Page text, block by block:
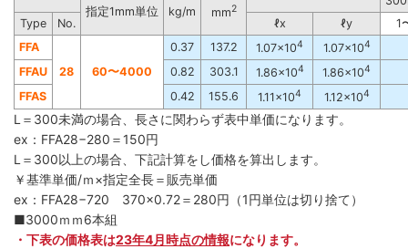
指定1mm単位
kg/m
mm2
Type
No. ℓx ℓy
1
FFA
28
60〜4000
0.37 137.2 1.07×104 1.07×104
FFAU 0.82 303.1 1.86×104 1.86×104
FFAS 0.42 155.6 1.11×104 1.12×104
L＝300未満の場合、長さに関わらず表中単価になります。
ex：FFA28−280＝150円
L＝300以上の場合、下記計算をし価格を算出します。
￥基準単価/ｍ×指定全長＝販売単価
ex：FFA28−720 370×0.72＝280円（1円単位は切り捨て）
■3000ｍｍ6本組
・下表の価格表は23年4月時点の情報になります。